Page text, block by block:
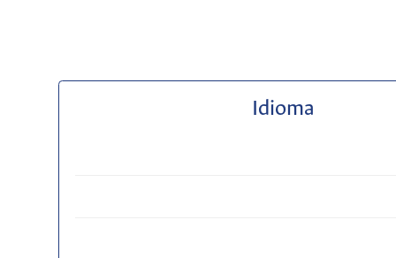
Idioma